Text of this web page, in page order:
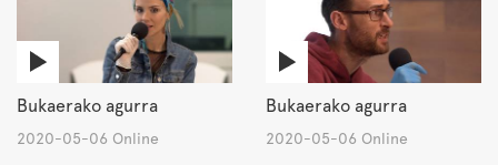
Bukaerako agurra
2020-05-06 Online
Bukaerako agurra
2020-05-06 Online